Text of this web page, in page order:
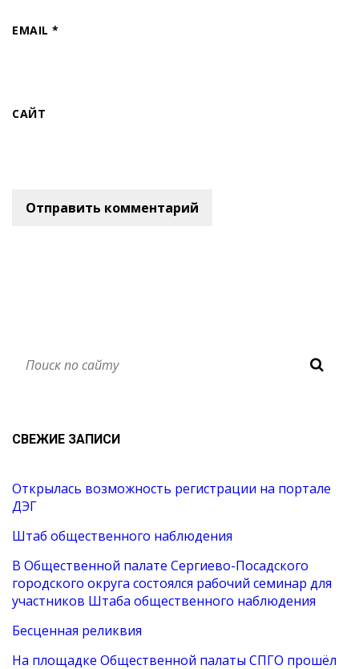
EMAIL*
САЙТ
СВЕЖИЕ ЗАПИСИ
Открылась возможность регистрации на портале
ДЭГ
Штаб общественного наблюдения
В Общественной палате Сергиево-Посадского
городского округа состоялся рабочий семинар для
участников Штаба общественного наблюдения
Бесценная реликвия
На площадке Общественной палаты СПГО прошёл